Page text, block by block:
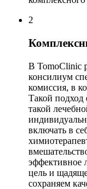
2
В TomoClinic
консилиум
комиссия, в
Такой подход
такой
включать в
эффективное
цель и
сохраняем